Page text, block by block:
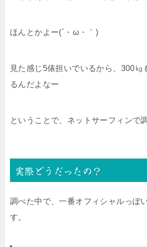
ほんとかよー(´・ω・｀)
見た感じ5俵担いでいるから、300㎏
るんだよなー
ということで、ネットサーフィンで
実際どうだったの？
調べた中で、一番オフィシャルっぽ
す。